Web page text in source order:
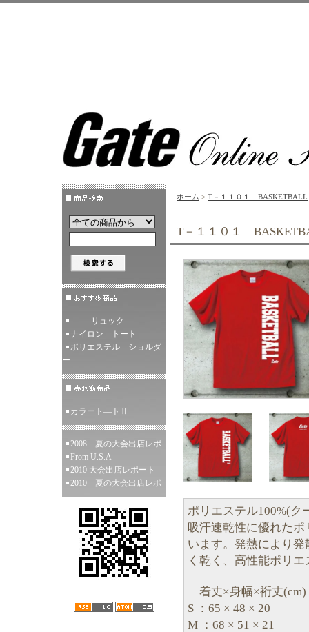
リュック
ナイロン トート
ポリエステル ショルダ
ー
カラート―トⅡ
2008 夏の大会出店レポ
From U.S.A
2010 大会出店レポート
2010 夏の大会出店レポ
ホーム > T－１１０１ BASKETBALL
T－１１０１
ポリエステル100%(ク
吸汗速乾性に優れたポ
います。発熱により
く乾く、高性能ポリ
着丈×身幅×裄丈(cm)
S ：65 × 48 × 20
M ：68 × 51 × 21